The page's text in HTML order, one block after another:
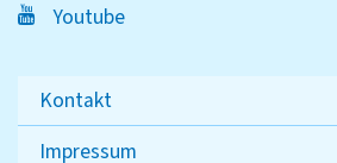
Youtube
Kontakt
Impressum